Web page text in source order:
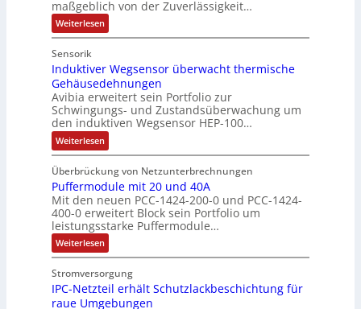
t
a
f
n
a
h
m
e
,
g
e
p
r
ä
g
t
d
u
r
t
f
h
r
e
r
z
u
m
V
o
r
s
t
a
d
d
-
E
e
b
n
i
s
s
e
b
e
s
t
ä
t
i
g
s
-
d
M
a
r
e
t
i
n
g
l
e
i
t
e
r
e
i
n
c
h
e
E
i
n
s
t
i
e
i
n
d
i
e
P
r
d
u
k
maßgeblich von der Zuverlässigkeit…
Weiterlesen:
N
z
u
n
g
s
ü
b
e
r
w
a
c
h
u
n
g
f
ü
r
C
r
i
Sensorik
Induktiver Wegsensor überwacht thermische
Gehäusedehnungen
Avibia erweitert sein Portfolio zur
Schwingungs- und Zustandsüberwachung um
den induktiven Wegsensor HEP-100…
Weiterlesen:
I
d
u
k
t
i
v
e
r
e
g
Überbrückung von Netzunterbrechnungen
Puffermodule mit 20 und 40A
Mit den neuen PCC-1424-200-0 und PCC-1424-
400-0 erweitert Block sein Portfolio um
leistungsstarke Puffermodule…
Weiterlesen:
P
f
f
e
Stromversorgung
IPC-Netzteil erhält Schutzlackbeschichtung für
raue Umgebungen